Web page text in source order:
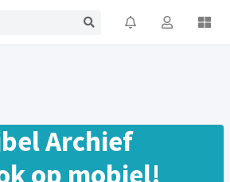
Archief
op mobiel!